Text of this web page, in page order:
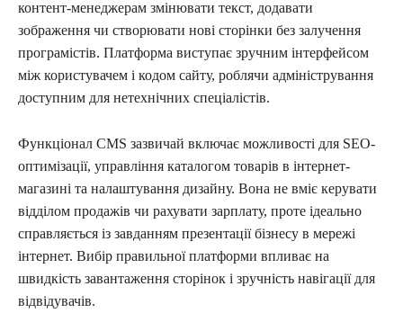
контент-менеджерам змінювати текст, додавати
зображення чи створювати нові сторінки без залучення
програмістів. Платформа виступає зручним інтерфейсом
між користувачем і кодом сайту, роблячи адміністрування
доступним для нетехнічних спеціалістів.
Функціонал CMS зазвичай включає можливості для SEO-
оптимізації, управління каталогом товарів в інтернет-
магазині та налаштування дизайну. Вона не вміє керувати
відділом продажів чи рахувати зарплату, проте ідеально
справляється із завданням презентації бізнесу в мережі
інтернет. Вибір правильної платформи впливає на
швидкість завантаження сторінок і зручність навігації для
відвідувачів.